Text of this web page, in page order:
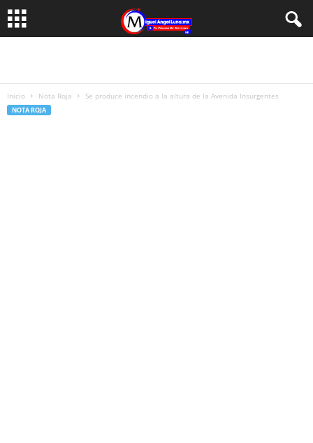
Inicio Nota Roja Se produce incendio a la altura de la Avenida Insurgentes
NOTA ROJA